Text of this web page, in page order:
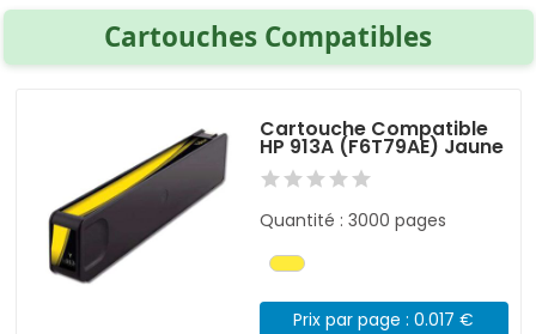
Cartouches Compatibles
Cartouche Compatible
HP 913A (F6T79AE) Jaune
Quantité : 3000 pages
Prix par page : 0.017 €